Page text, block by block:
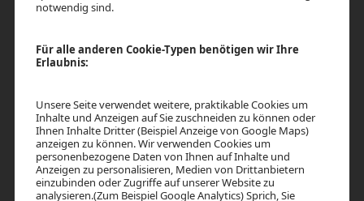
gebürstet mit schwarz eloxiertem Aluminiumring in
Qualitätswerk Citizen Miyota OS 20
EURO 79,95 *
* inkl. Standard-Verpackung B24L/B24S. Preis bei Abnahme von
100 Stück. Bitte Staffelpreise beachten zzgl. 19% MwSt. und
notwendig sind.
Für alle anderen Cookie-Typen benötigen wir Ihre
Erlaubnis:
Unsere Seite verwendet weitere, praktikable Cookies um
Inhalte und Anzeigen auf Sie zuschneiden zu können oder
Ihnen Inhalte Dritter (Beispiel Anzeige von Google Maps)
anzeigen zu können. Wir verwenden Cookies um
personenbezogene Daten von Ihnen auf Inhalte und
Anzeigen zu personalisieren, Medien von Drittanbietern
einzubinden oder Zugriffe auf unserer Website zu
analysieren.(Zum Beispiel Google Analytics) Sprich, Sie